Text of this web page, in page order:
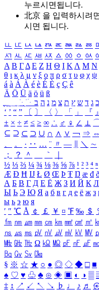
누르시면됩니다.
北京 을 입력하시려
시면 됩니다.
ㅥ ㅦ ㅧ ㅨ ㅩ ㅪ ㅫ ㅬ ㅭ
ㅺ ㅻ ㅼ ㅽ ㅾ ㅿ ㆀ ㆁ ㆂ
Α Β ΓΔ Ε Ζ Η Θ Ι ΚΛ Μ Ν
θ ι κ λ μ ν ξ ο π ρ σ τ υ φ χ ψ
á à Á À é è É È ç Ç ê
Ä Ö Ü ä ö ü ß
ִֶֹ ֻּ ׁׂ כ ג ד ש ץ ת צ מ נ ה ב
‘ ’ “ ” 〔 〕 〈 〉 「 」 『 』
± × ÷ ≠ ≤ ≥ ∞ ∴ ♂ ♀ ∠ ⊥
⊆ ⊇ ⊂ ⊃ ∪ ∩ ∧ ∨ ￢ ⇒ ⇔
、
。 · ‥ … ¨ 〃 ― ＼ ∼
；
？ ＾ ｀
½ ⅓ ⅔ ¼ ¾ ⅛ ⅜ ⅝ ⅞ ¹ ² ³ ⁴ ⁿ
Æ Ð Ħ Ĳ Ł Ø Œ Þ Ŧ Ŋ æ đ
А Б В Г Д Е Ё Ж З И Й К Л
Ы Ь Э Ю Я а б в г д е ё ж з
ы ь э ю я
′ ″ ℃ Å ￠ ￡ ￥ ¤ ℉ ‰ ＄
㎙ ㎚ ㎛ ㎜ ㎝ ㎞ ㎟ ㎠ ㎡
㎱ ㎲ ㎳ ㎴ ㎵ ㎶ ㎷ ㎸ ㎹
㎒ ㎓ ㎔ Ω ㏀ ㏁ ㎊ ㎋ ㎌
㏃ ㏉ ㏜ ㏆
§ ※ ☆ ★ ○ ● ◎ ◇ ◆ □ ■
♠ ♡ ♥ ♧ ♣ ⊙ ◈ ▣ ◐ ◑ ▒
‡ ↕ ↗ ↙ ↖ ↘ ♭ ♩ ♪ ♬